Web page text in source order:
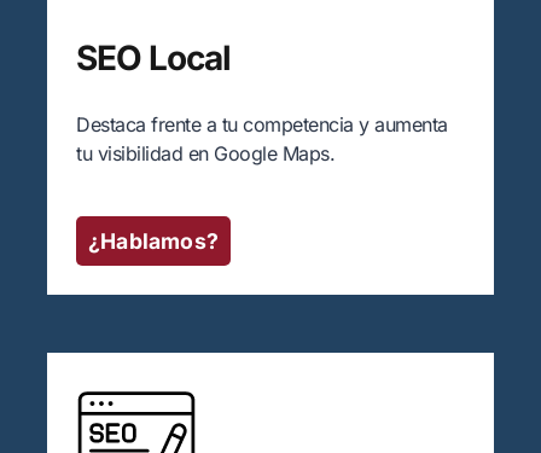
SEO Local
Destaca frente a tu competencia y aumenta
tu visibilidad en Google Maps.
¿Hablamos?